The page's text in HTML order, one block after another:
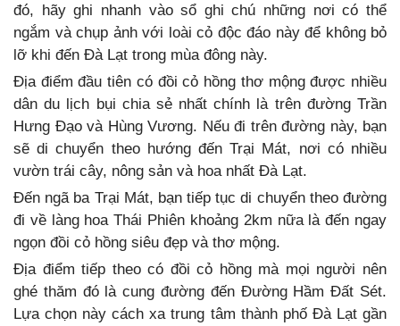
đó, hãy ghi nhanh vào sổ ghi chú những nơi có thể
ngắm và chụp ảnh với loài cỏ độc đáo này để không bỏ
lỡ khi đến Đà Lạt trong mùa đông này.
Địa điểm đầu tiên có đồi cỏ hồng thơ mộng được nhiều
dân du lịch bụi chia sẻ nhất chính là trên đường Trần
Hưng Đạo và Hùng Vương. Nếu đi trên đường này, bạn
sẽ di chuyển theo hướng đến Trại Mát, nơi có nhiều
vườn trái cây, nông sản và hoa nhất Đà Lạt.
Đến ngã ba Trại Mát, bạn tiếp tục di chuyển theo đường
đi về làng hoa Thái Phiên khoảng 2km nữa là đến ngay
ngọn đồi cỏ hồng siêu đẹp và thơ mộng.
Địa điểm tiếp theo có đồi cỏ hồng mà mọi người nên
ghé thăm đó là cung đường đến Đường Hầm Đất Sét.
Lựa chọn này cách xa trung tâm thành phố Đà Lạt gần